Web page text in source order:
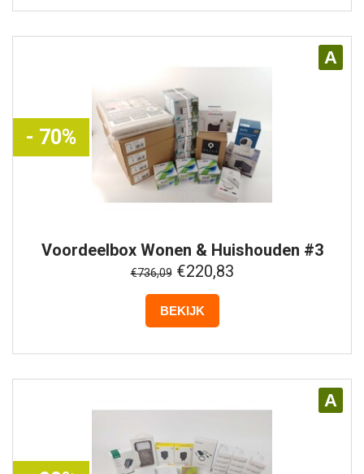
A
- 70%
VoordeelboxWonen & Huishouden #3
€736,09€220,83
BEKIJK
A